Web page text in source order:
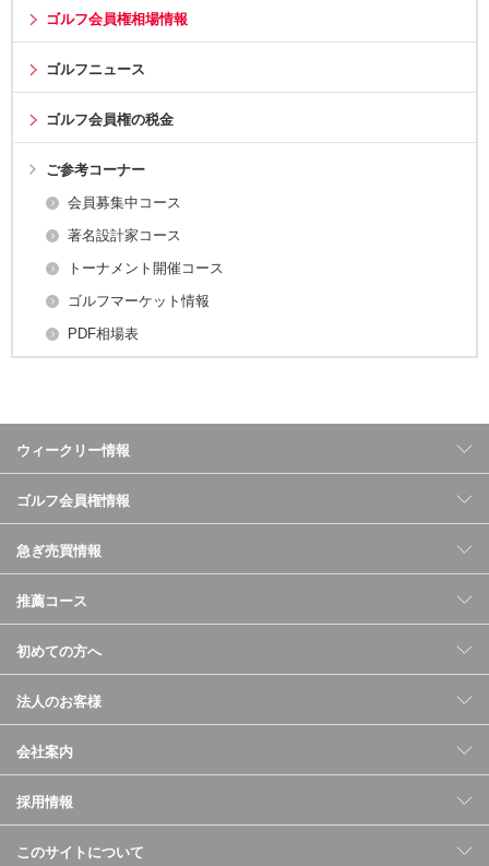
ゴルフ会員権相場情報
ゴルフニュース
ゴルフ会員権の税金
ご参考コーナー
会員募集中コース
著名設計家コース
トーナメント開催コース
ゴルフマーケット情報
PDF相場表
ウィークリー情報
ゴルフ会員権情報
急ぎ売買情報
推薦コース
初めての方へ
法人のお客様
会社案内
採用情報
このサイトについて